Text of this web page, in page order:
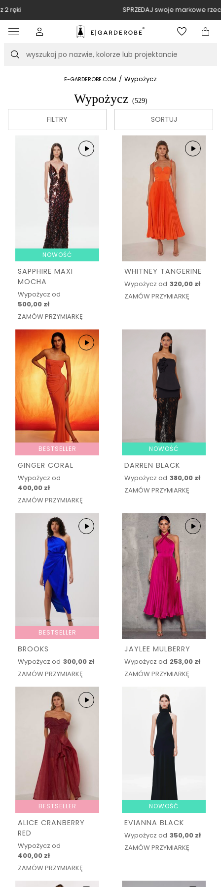
SPRZEDAJ swoje markowe rzeczy u nas
Szukaj
E-GARDEROBE.COM / Wypożycz
Wypożycz (529)
FILTRY SORTUJ
NOWOŚĆ
SAPPHIRE MAXI
MOCHA
Wypożycz od
500,00 zł
ZAMÓW PRZYMIARKĘ
WHITNEY TANGERINE
Wypożycz od 320,00 zł
ZAMÓW PRZYMIARKĘ
BESTSELLER
GINGER CORAL
Wypożycz od
400,00 zł
ZAMÓW PRZYMIARKĘ
NOWOŚĆ
DARREN BLACK
Wypożycz od 380,00 zł
ZAMÓW PRZYMIARKĘ
BESTSELLER
BROOKS
Wypożycz od 300,00 zł
ZAMÓW PRZYMIARKĘ
JAYLEE MULBERRY
Wypożycz od 253,00 zł
ZAMÓW PRZYMIARKĘ
BESTSELLER
ALICE CRANBERRY
RED
Wypożycz od
400,00 zł
ZAMÓW PRZYMIARKĘ
NOWOŚĆ
EVIANNA BLACK
Wypożycz od 350,00 zł
ZAMÓW PRZYMIARKĘ